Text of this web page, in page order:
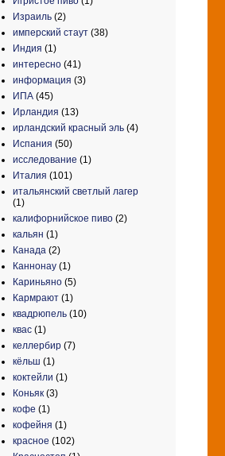
Израиль (2)
имперский стаут (38)
Индия (1)
интересно (41)
информация (3)
ИПА (45)
Ирландия (13)
ирландский красный эль (4)
Испания (50)
исследование (1)
Италия (101)
итальянский светлый лагер
(1)
калифорнийское пиво (2)
кальян (1)
Канада (2)
Каннонау (1)
Кариньяно (5)
Кармрают (1)
квадрюпель (10)
квас (1)
келлербир (7)
кёльш (1)
коктейли (1)
Коньяк (3)
кофе (1)
кофейня (1)
красное (102)